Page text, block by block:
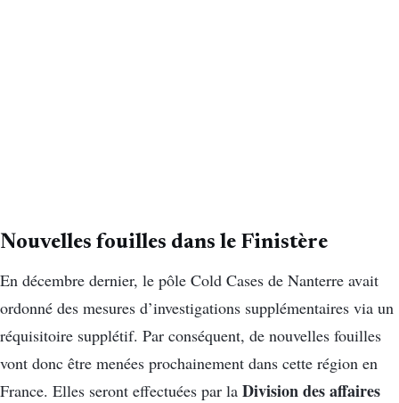
Nouvelles fouilles dans le Finistère
En décembre dernier, le pôle Cold Cases de Nanterre avait
ordonné des mesures d’investigations supplémentaires via un
réquisitoire supplétif. Par conséquent, de nouvelles fouilles
vont donc être menées prochainement dans cette région en
France. Elles seront effectuées par la Division des affaires